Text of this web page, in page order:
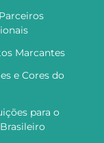
Marcantes
e Cores do
para o